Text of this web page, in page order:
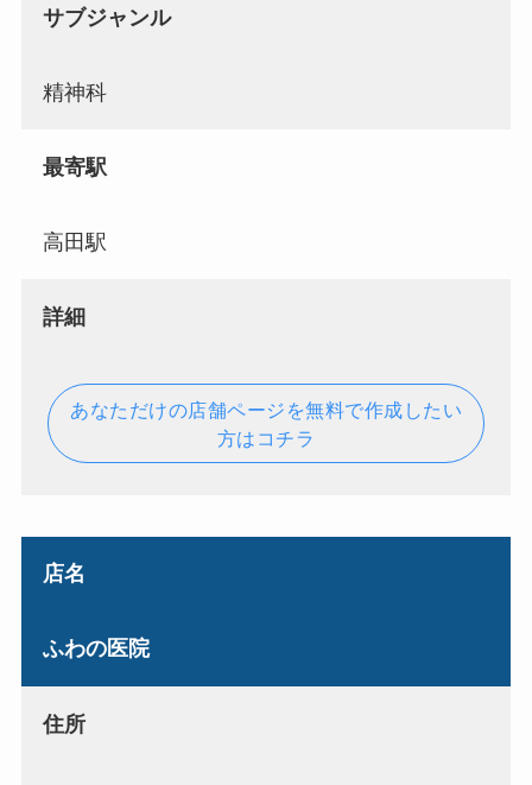
サブジャンル
精神科
最寄駅
高田駅
詳細
あなただけの店舗ページを無料で作成したい
方はコチラ
店名
ふわの医院
住所